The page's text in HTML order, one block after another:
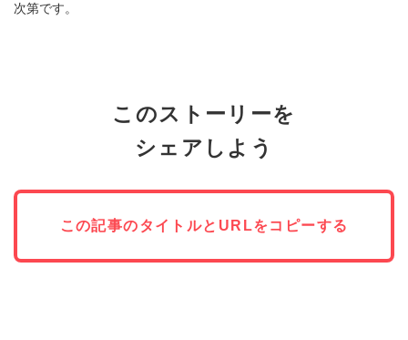
次第です。
このストーリーを
シェアしよう
この記事のタイトルとURLをコピーする